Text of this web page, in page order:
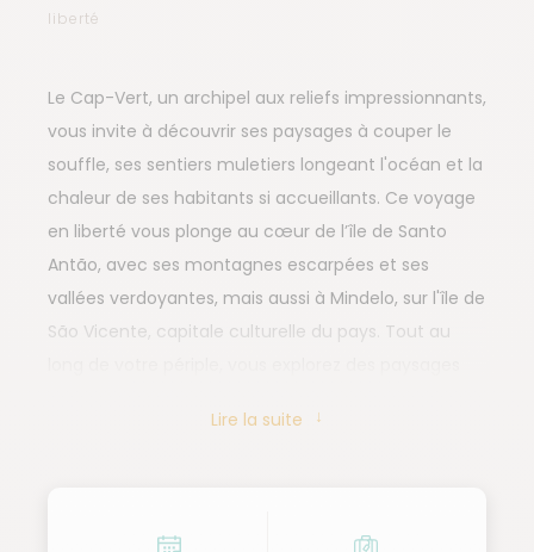
liberté
Le Cap-Vert, un archipel aux reliefs impressionnants,
vous invite à découvrir ses paysages à couper le
souffle, ses sentiers muletiers longeant l'océan et la
chaleur de ses habitants si accueillants. Ce voyage
en liberté vous plonge au cœur de l’île de Santo
Antão, avec ses montagnes escarpées et ses
vallées verdoyantes, mais aussi à Mindelo, sur l'île de
São Vicente, capitale culturelle du pays. Tout au
vallées spectaculaires et des sentiers isolés, où vous
randonnées, vous vous imprégnez de la culture
Lire la suite